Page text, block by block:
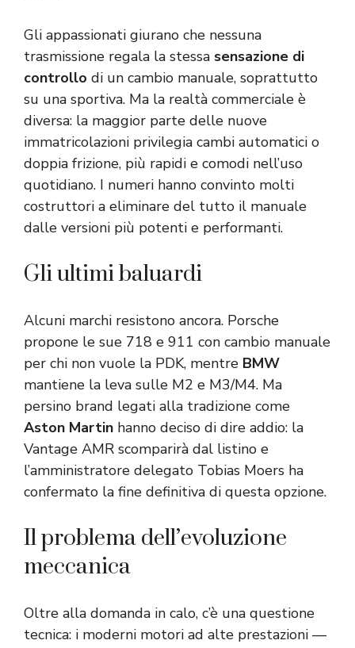
Gli appassionati giurano che nessuna
trasmissione regala la stessa sensazione di
controllo di un cambio manuale, soprattutto
su una sportiva. Ma la realtà commerciale è
diversa: la maggior parte delle nuove
immatricolazioni privilegia cambi automatici o
doppia frizione, più rapidi e comodi nell’uso
quotidiano. I numeri hanno convinto molti
costruttori a eliminare del tutto il manuale
dalle versioni più potenti e performanti.
Gli ultimi baluardi
Alcuni marchi resistono ancora. Porsche
propone le sue 718 e 911 con cambio manuale
per chi non vuole la PDK, mentre BMW
mantiene la leva sulle M2 e M3/M4. Ma
persino brand legati alla tradizione come
Aston Martin hanno deciso di dire addio: la
Vantage AMR scomparirà dal listino e
l’amministratore delegato Tobias Moers ha
confermato la fine definitiva di questa opzione.
Il problema dell’evoluzione
meccanica
Oltre alla domanda in calo, c’è una questione
tecnica: i moderni motori ad alte prestazioni —